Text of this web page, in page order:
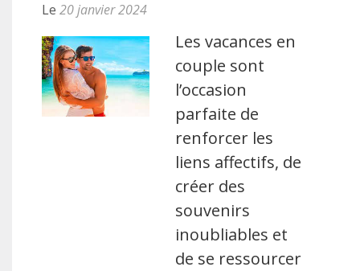
Le 20 janvier 2024
Les vacances en
couple sont
l’occasion
parfaite de
renforcer les
liens affectifs, de
créer des
souvenirs
inoubliables et
de se ressourcer